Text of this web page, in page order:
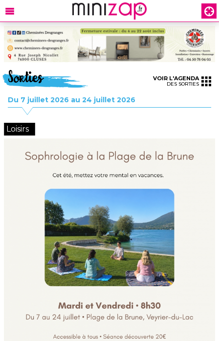
Sorties
Du 7 juillet 2026 au 24 juillet 2026
VOIR L'AGENDA
DES SORTIES
Loisirs